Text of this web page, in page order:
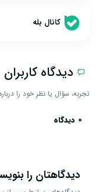
کانال بله
دیدگاه کاربران
تجربه، سؤال یا نظر خود را
0 دیدگاه
دیدگاهتان را